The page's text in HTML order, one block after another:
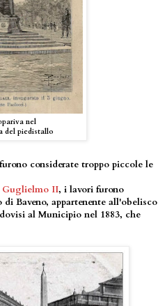
nel
del piedistallo
considerate troppo piccole le
Guglielmo II, i lavori furono
Baveno, appartenente all'obelisco
al Municipio nel 1883, che